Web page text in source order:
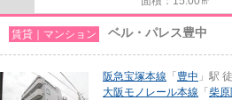
賃貸｜マンション ベル・パレス豊中
阪急宝塚本線 「 豊中 」駅
大阪モノレール本線 「 柴